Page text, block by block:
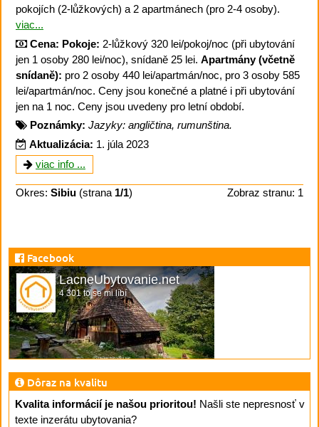
pokojích (2-lůžkových) a 2 apartmánech (pro 2-4 osoby).
viac...
Cena: Pokoje: 2-lůžkový 320 lei/pokoj/noc (při ubytování
jen 1 osoby 280 lei/noc), snídaně 25 lei. Apartmány (včetně
snídaně): pro 2 osoby 440 lei/apartmán/noc, pro 3 osoby 585
lei/apartmán/noc. Ceny jsou konečné a platné i při ubytování
jen na 1 noc. Ceny jsou uvedeny pro letní období.
Poznámky: Jazyky: angličtina, rumunština.
Aktualizácia: 1. júla 2023
viac info ...
Okres: Sibiu (strana 1/1) Zobraz stranu: 1
Facebook
LacneUbytovanie.net
4 301 to se mi líbí
Dôraz na kvalitu
Kvalita informácií je našou prioritou! Našli ste nepresnosť v
texte inzerátu ubytovania?